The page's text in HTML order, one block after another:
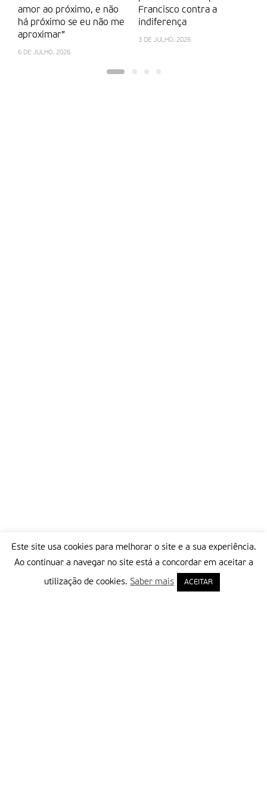
Texto redigido por 7Margens
, ao abrigo da parceria com a
Fátima Missionária.
Partilhar isto:
amor ao próximo, e não
há próximo se eu não me
aproximar”
6 DE JULHO, 2026
Francisco contra a
indiferença
3 DE JULHO, 2026
Este site usa cookies para melhorar o site e a sua experiência.
Ao continuar a navegar no site está a concordar em aceitar a
utilização de cookies. Saber mais ACEITAR